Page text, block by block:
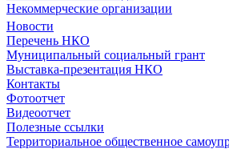
Некоммерческие организации
Новости
Перечень НКО
Муниципальный социальный грант
Выставка-презентация НКО
Контакты
Фотоотчет
Видеоотчет
Полезные ссылки
Территориальное общественное